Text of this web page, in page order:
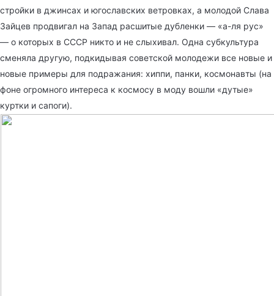
стройки в джинсах и югославских ветровках, а молодой Слава
Зайцев продвигал на Запад расшитые дубленки — «а-ля рус»
— о которых в СССР никто и не слыхивал. Одна субкультура
сменяла другую, подкидывая советской молодежи все новые и
новые примеры для подражания: хиппи, панки, космонавты (на
фоне огромного интереса к космосу в моду вошли «дутые»
куртки и сапоги).